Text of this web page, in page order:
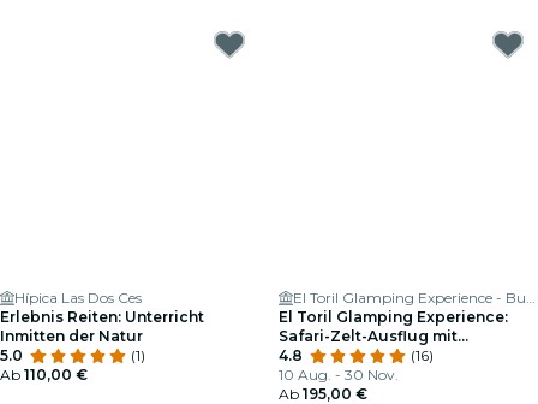
Hípica Las Dos Ces
Erlebnis Reiten: Unterricht
Inmitten der Natur
5.0
(1)
Ab 110,00 €
El Toril Glamping Experience - Burbuja, Tienda Safari y Casa Rural
El Toril Glamping Experience:
Safari-Zelt-Ausflug mit
Frühstück
4.8
(16)
10 Aug. - 30 Nov.
Ab 195,00 €